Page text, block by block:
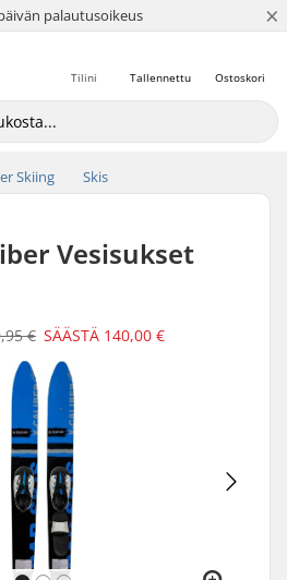
palautusoikeus
4.8 / 5 ×
Ostoskori
Tallennettu
Tilini
Skiing Skis
Vesisukset
€ SÄÄSTÄ 140,00 €